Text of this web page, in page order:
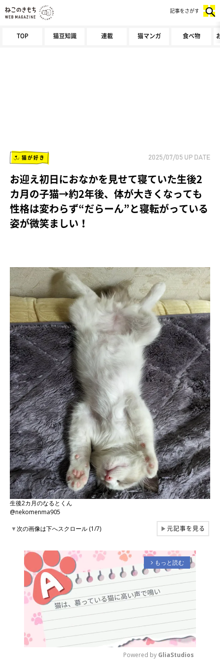
TOP 猫豆知識 連載 猫マンガ 食べ物
記事をさがす
猫が好き 2025/07/05 UP DATE
お迎え初日におなかを見せて寝ていた生後2
カ月の子猫→約2年後、体が大きくなっても
性格は変わらず“だらーん”と寝転がっている
姿が微笑ましい！
生後2カ月のなるとくん
@nekomenma905
▼次の画像は下へスクロール (1/7) ▶元記事を見る
arrow_forward_ios もっと読む
Powered by GliaStudios